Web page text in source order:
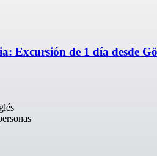
Excursión de 1 día desde